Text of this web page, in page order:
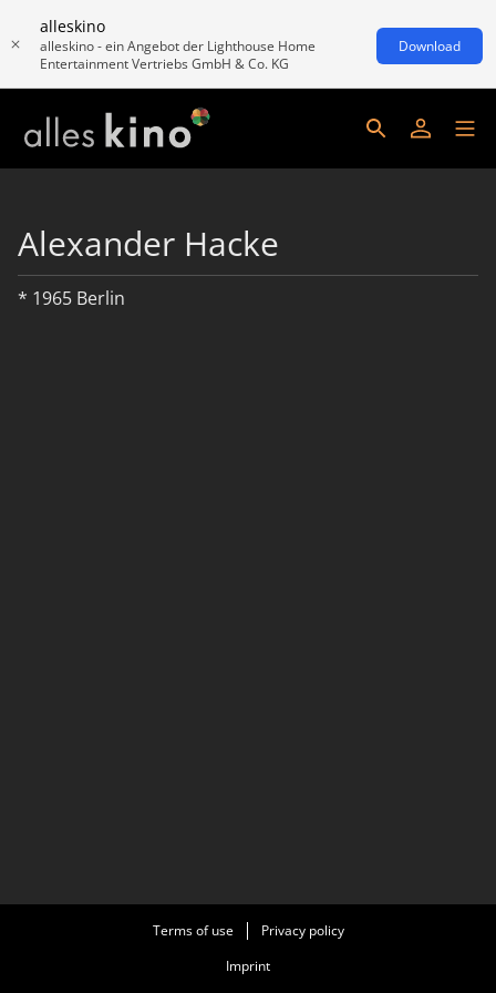
alleskino
alleskino - ein Angebot der Lighthouse Home
Entertainment Vertriebs GmbH & Co. KG
Download
Alexander Hacke
* 1965 Berlin
Terms of use
Privacy policy
Imprint